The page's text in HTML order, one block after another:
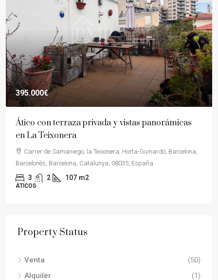
395.000€
Ático con terraza privada y vistas panorámicas
en La Teixonera
Carrer de Samaniego, la Teixonera, Horta-Guinardó, Barcelona,
Barcelonès, Barcelona, Catalunya, 08035, España
3 2 107 m2
ÁTICOS
Property Status
Venta
(50)
Alquiler
(1)